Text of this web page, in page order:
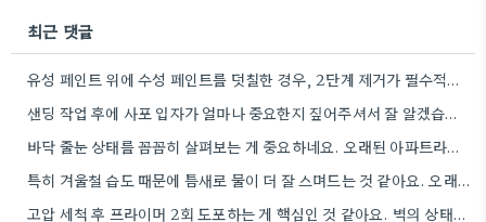
최근 댓글
유성 페인트 위에 수성 페인트를 덧칠한 경우, 2단계 제거가 필수적이라는 점을 강조해야겠네요.
샌딩 작업 후에 사포 입자가 얼마나 중요한지 짚어주셔서 잘 알겠습니다. 특히 얇은 사포를 여러 번…
바닥 줄눈 상태를 꼼꼼히 살펴보는 게 중요하네요. 오래된 아파트라면 줄눈부터 망가지기 쉬울 것 같아요.
특히 겨울철 습도 때문에 틈새로 물이 더 잘 스며드는 것 같아요. 오래된 건물일수록 이런 부분에…
고압 세척 후 프라이머 2회 도포하는 게 핵심인 것 같아요. 벽의 상태에 따라 흡수율이 달라지니까,…